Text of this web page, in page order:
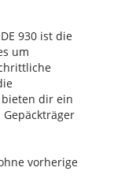
930 ist die
um
dir ein
vorherige